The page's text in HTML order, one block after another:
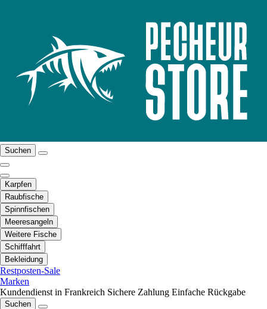
Suchen
Karpfen
Raubfische
Spinnfischen
Meeresangeln
Weitere Fische
Schifffahrt
Bekleidung
Restposten-Sale
Marken
Kundendienst in Frankreich Sichere Zahlung Einfache Rückgabe
Suchen